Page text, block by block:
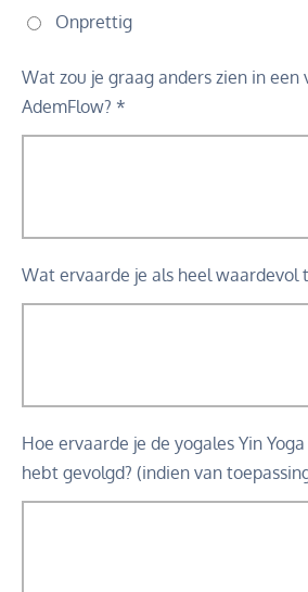
Onprettig
Wat zou je graag anders zien in een
AdemFlow? *
Wat ervaarde je als heel waardevol
Hoe ervaarde je de yogales Yin
hebt gevolgd? (indien van